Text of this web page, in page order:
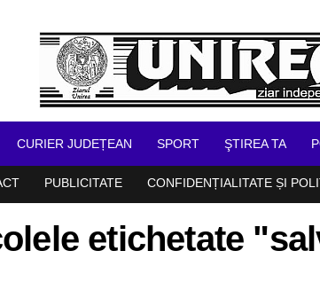
CURIER JUDEȚEAN SPORT ŞTIREA TA
PUBLICITATE CONFIDENȚIALITATE ȘI
etichetate